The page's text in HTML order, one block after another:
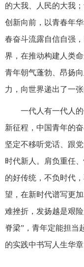
的大我、人民的大我
创新向前，以青春年
春奋斗流露自信自强
界，在推动构建人类
青年朝气蓬勃、昂扬
力，向世界递出了一
一代人有一代人
新征程，中国青年的
坚定不移听党话、跟
时代新人。肩负重任
的好传统，不负时代
望，在新时代谱写更
难挫折，发扬越是艰
脊梁”，青年定能担当
的实践中书写人生华